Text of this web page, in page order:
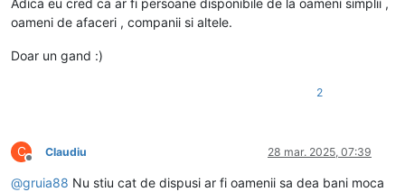
Adica eu cred ca ar fi persoane disponibile de la oameni simplii ,
oameni de afaceri , companii si altele.
Doar un gand :)
2
C
Deconectat
Claudiu 28 mar. 2025, 07:39
@gruia88 Nu stiu cat de dispusi ar fi oamenii sa dea bani moca